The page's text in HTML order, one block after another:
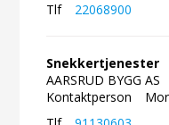
Tlf
22068900
Snekkertjenester
AARSRUD BYGG AS
Kontaktperson